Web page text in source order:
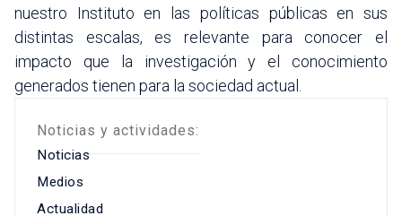
nuestro Instituto en las políticas públicas en sus
distintas escalas, es relevante para conocer el
impacto que la investigación y el conocimiento
generados tienen para la sociedad actual.
Noticias y actividades:
Noticias
Medios
Actualidad